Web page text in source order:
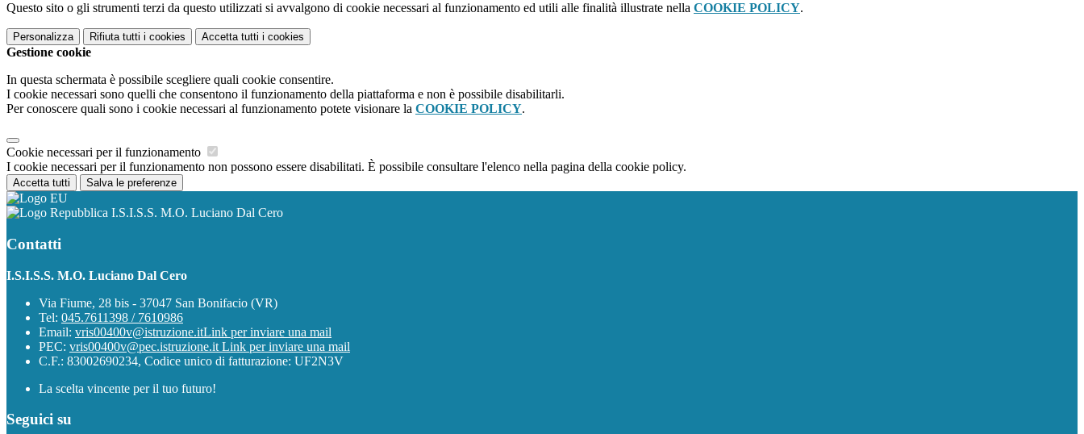
Questo sito o gli strumenti terzi da questo utilizzati si avvalgono di cookie necessari al funzionamento ed utili alle finalità illustrate nella COOKIE POLICY.
Personalizza Rifiuta tutti i cookies Accetta tutti i cookies
Gestione cookie
In questa schermata è possibile scegliere quali cookie consentire.
I cookie necessari sono quelli che consentono il funzionamento della piattaforma e non è possibile disabilitarli.
Per conoscere quali sono i cookie necessari al funzionamento potete visionare la COOKIE POLICY.
Cookie necessari per il funzionamento
I cookie necessari per il funzionamento non possono essere disabilitati. È possibile consultare l'elenco nella pagina della cookie policy.
Accetta tutti Salva le preferenze
I.S.I.S.S. M.O. Luciano Dal Cero
Contatti
I.S.I.S.S. M.O. Luciano Dal Cero
Via Fiume, 28 bis - 37047 San Bonifacio (VR)
Tel: 045.7611398 / 7610986
Email: vris00400v@istruzione.itLink per inviare una mail
PEC: vris00400v@pec.istruzione.it Link per inviare una mail
C.F.: 83002690234, Codice unico di fatturazione: UF2N3V
La scelta vincente per il tuo futuro!
Seguici su